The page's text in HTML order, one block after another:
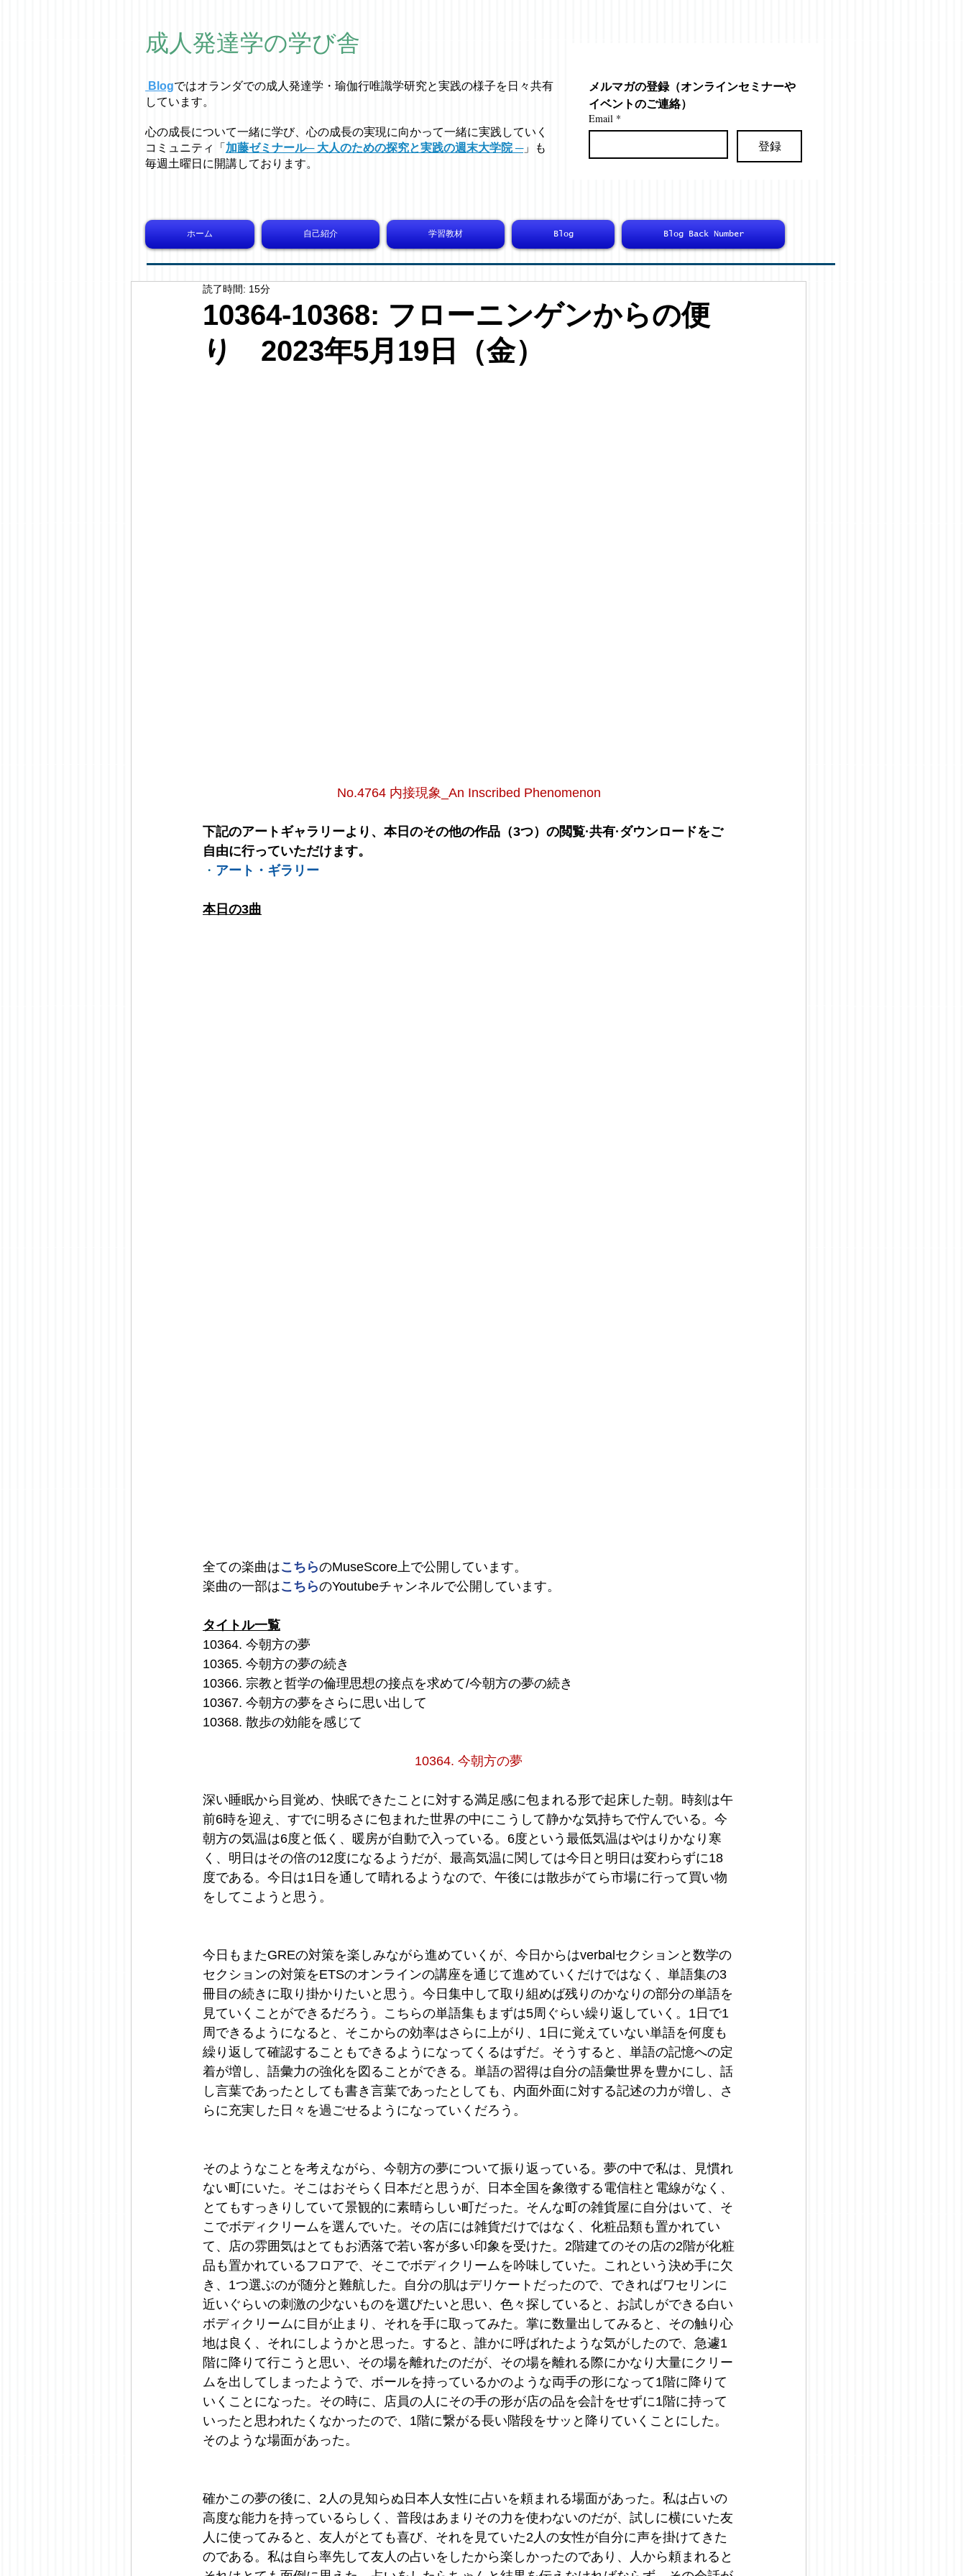
成人発達学の学び舎
Blogではオラ ンダでの成人発達学・ 瑜伽行唯識学研究と実践の様子を日々共有
しています。
心の成長について一緒に学び、心の成長の実現に向かって一緒に実践していく
コミュニティ「 加藤ゼミナール─ 大人のための探究と実践の週末大学院 ─」も
毎週土曜日に開講しております。
メルマガの登録（オンラインセミナーや
イベントのご連絡）
Email *
登録
ホーム 自己紹介 学習教材 Blog Blog Back Number
10364-10368: フローニンゲンからの便
り 2023年5月19日（金）
読了時間: 15分
No.4764 内接現象_An Inscribed Phenomenon
下記のアートギャラリーより、本日のその他の作品（3つ）の閲覧·共有·ダウンロードをご
自由に行っていただけます。
・ アート・ギラリー
本日の3曲
全ての楽曲はこちらのMuseScore上で公開しています。
楽曲の一部はこちらのYoutubeチャンネルで公開しています。
タイトル一覧
10364. 今朝方の夢
10365. 今朝方の夢の続き
10366. 宗教と哲学の倫理思想の接点を求めて/今朝方の夢の続き
10367. 今朝方の夢をさらに思い出して
10368. 散歩の効能を感じて
10364. 今朝方の夢
深い睡眠から目覚め、快眠できたことに対する満足感に包まれる形で起床した朝。時刻は午
前6時を迎え、すでに明るさに包まれた世界の中にこうして静かな気持ちで佇んでいる。今
朝方の気温は6度と低く、暖房が自動で入っている。6度という最低気温はやはりかなり寒
く、明日はその倍の12度になるようだが、最高気温に関しては今日と明日は変わらずに18
度である。今日は1日を通して晴れるようなので、午後には散歩がてら市場に行って買い物
をしてこようと思う。
今日もまたGREの対策を楽しみながら進めていくが、今日からはverbalセクションと数学の
セクションの対策をETSのオンラインの講座を通じて進めていくだけではなく、単語集の3
冊目の続きに取り掛かりたいと思う。今日集中して取り組めば残りのかなりの部分の単語を
見ていくことができるだろう。こちらの単語集もまずは5周ぐらい繰り返していく。1日で1
周できるようになると、そこからの効率はさらに上がり、1日に覚えていない単語を何度も
繰り返して確認することもできるようになってくるはずだ。そうすると、単語の記憶への定
着が増し、語彙力の強化を図ることができる。単語の習得は自分の語彙世界を豊かにし、話
し言葉であったとしても書き言葉であったとしても、内面外面に対する記述の力が増し、さ
らに充実した日々を過ごせるようになっていくだろう。
そのようなことを考えながら、今朝方の夢について振り返っている。夢の中で私は、見慣れ
ない町にいた。そこはおそらく日本だと思うが、日本全国を象徴する電信柱と電線がなく、
とてもすっきりしていて景観的に素晴らしい町だった。そんな町の雑貨屋に自分はいて、そ
こでボディクリームを選んでいた。その店には雑貨だけではなく、化粧品類も置かれてい
て、店の雰囲気はとてもお洒落で若い客が多い印象を受けた。2階建てのその店の2階が化粧
品も置かれているフロアで、そこでボディクリームを吟味していた。これという決め手に欠
き、1つ選ぶのが随分と難航した。自分の肌はデリケートだったので、できればワセリンに
近いぐらいの刺激の少ないものを選びたいと思い、色々探していると、お試しができる白い
ボディクリームに目が止まり、それを手に取ってみた。掌に数量出してみると、その触り心
地は良く、それにしようかと思った。すると、誰かに呼ばれたような気がしたので、急遽1
階に降りて行こうと思い、その場を離れたのだが、その場を離れる際にかなり大量にクリー
ムを出してしまったようで、ボールを持っているかのような両手の形になって1階に降りて
いくことになった。その時に、店員の人にその手の形が店の品を会計をせずに1階に持って
いったと思われたくなかったので、1階に繋がる長い階段をサッと降りていくことにした。
そのような場面があった。
確かこの夢の後に、2人の見知らぬ日本人女性に占いを頼まれる場面があった。私は占いの
高度な能力を持っているらしく、普段はあまりその力を使わないのだが、試しに横にいた友
人に使ってみると、友人がとても喜び、それを見ていた2人の女性が自分に声を掛けてきた
のである。私は自ら率先して友人の占いをしたから楽しかったのであり、人から頼まれると